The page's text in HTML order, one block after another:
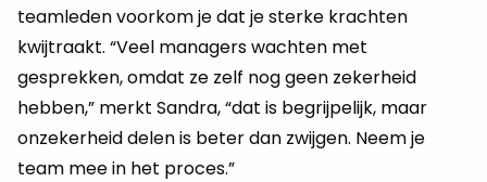
teamleden voorkom je dat je sterke krachten
kwijtraakt. “Veel managers wachten met
gesprekken, omdat ze zelf nog geen zekerheid
hebben,” merkt Sandra, “dat is begrijpelijk, maar
onzekerheid delen is beter dan zwijgen. Neem je
team mee in het proces.”